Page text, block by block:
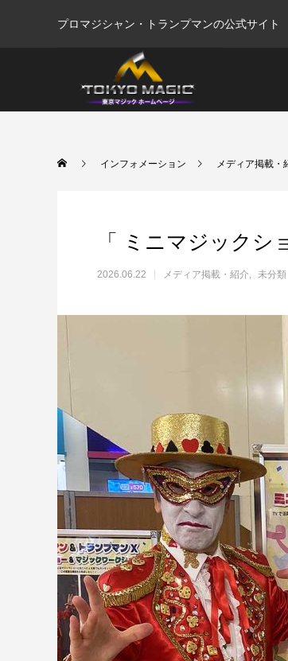
プロマジシャン・トランプマンの公式サイト
インフォメーション メディア掲載・
「 ミニマジックシ
2026.06.22 メディア掲載・紹介 未分類